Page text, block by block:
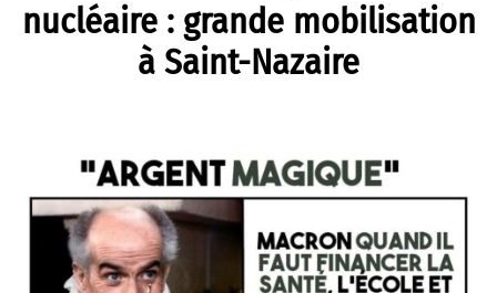
nucléaire : grande mobilisation
à Saint-Nazaire